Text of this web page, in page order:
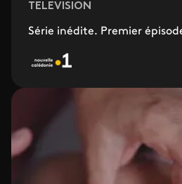
TELEVISION
Série inédite. Premier